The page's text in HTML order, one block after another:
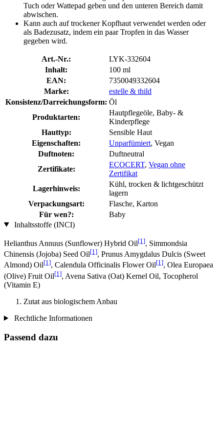
Tuch oder Wattepad geben und den unteren Bereich damit
abwischen.
Kann auch auf trockener Kopfhaut verwendet werden oder
als Badezusatz, indem ein paar Tropfen in das Wasser
gegeben wird.
Art.-Nr.:
LYK-332604
Inhalt:
100 ml
EAN:
7350049332604
Marke:
estelle & thild
Konsistenz/Darreichungsform: Öl
Produktarten:
Hautpflegeöle, Baby- &
Kinderpflege
Hauttyp:
Sensible Haut
Eigenschaften:
Unparfümiert, Vegan
Duftnoten:
Duftneutral
Zertifikate:
ECOCERT, Vegan ohne
Zertifikat
Lagerhinweis:
Kühl, trocken & lichtgeschützt
lagern
Verpackungsart:
Flasche, Karton
Für wen?:
Baby
Inhaltsstoffe (INCI)
Helianthus Annuus (Sunflower) Hybrid Oil[1], Simmondsia
Chinensis (Jojoba) Seed Oil[1], Prunus Amygdalus Dulcis (Sweet
Almond) Oil[1], Calendula Officinalis Flower Oil[1], Olea Europaea
(Olive) Fruit Oil[1], Avena Sativa (Oat) Kernel Oil, Tocopherol
(Vitamin E)
Zutat aus biologischem Anbau
Rechtliche Informationen
Passend dazu